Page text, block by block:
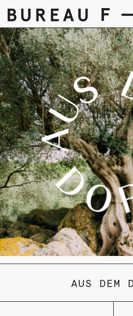
Skip
to
content
AUS DEM